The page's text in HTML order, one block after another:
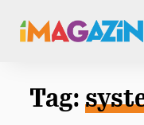
Tag: